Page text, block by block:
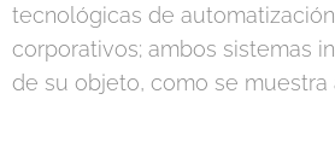
tecnológicas de
corporativos; ambos sistemas
de su objeto, como se muestra